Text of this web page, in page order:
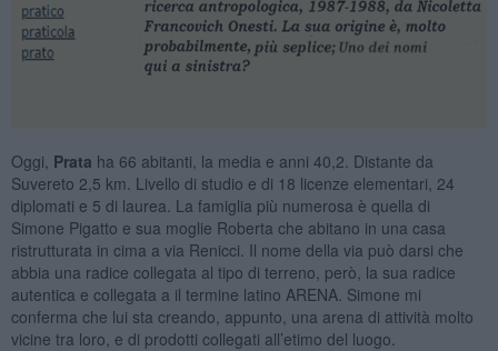
Oggi, Prata ha 66 abitanti, la media e anni 40,2. Distante da
Suvereto 2,5 km. Livello di studio e di 18 licenze elementari, 24
diplomati e 5 di laurea. La famiglia più numerosa è quella di
Simone Pigatto e sua moglie Roberta che abitano in una casa
ristrutturata in cima a via Renicci. Il nome della via può darsi che
abbia una radice collegata al tipo di terreno, però, la sua radice
autentica e collegata a il termine latino ARENA. Simone mi
conferma che lui sta creando, appunto, una arena di attività molto
vicine tra loro, e di prodotti collegati all’etimo del luogo.